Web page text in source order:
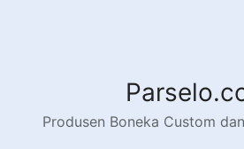
Produsen Boneka Custom